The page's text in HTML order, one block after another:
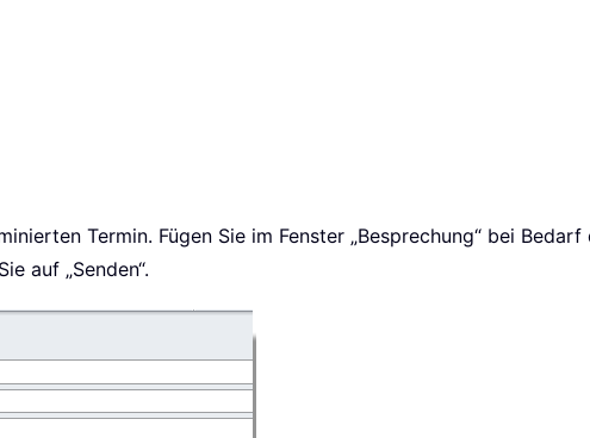
Termin. Fügen Sie im Fenster „Besprechung“ bei
auf „Senden“.